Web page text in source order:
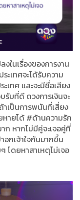
ในเรื่องของการงาน
เทศจะได้รับความ
เทศ และจะมีชื่อเสียง
รับที่ดี ดวงการเงินจะ
เป็นการพนันที่เสี่ยง
ายได้ #ด้านความรัก
ก หากไม่มีคู่จะเจอคู่ที่
อกเจ้าใจกันมากขึ้น
โดยหาสาเหตุไม่เจอ